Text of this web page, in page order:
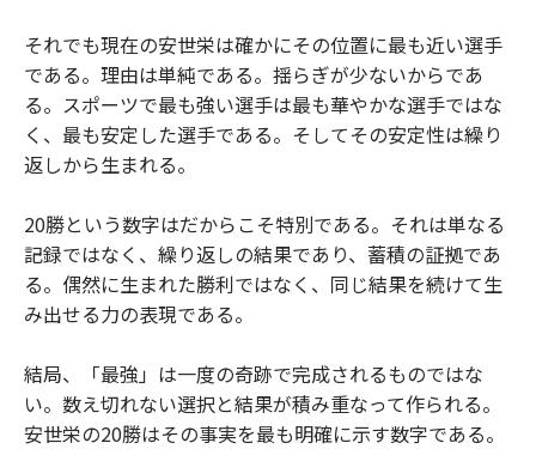
それでも現在の安世栄は確かにその位置に最も近い選手
である。理由は単純である。揺らぎが少ないからであ
る。スポーツで最も強い選手は最も華やかな選手ではな
く、最も安定した選手である。そしてその安定性は繰り
返しから生まれる。
20勝という数字はだからこそ特別である。それは単なる
記録ではなく、繰り返しの結果であり、蓄積の証拠であ
る。偶然に生まれた勝利ではなく、同じ結果を続けて生
み出せる力の表現である。
結局、「最強」は一度の奇跡で完成されるものではな
い。数え切れない選択と結果が積み重なって作られる。
安世栄の20勝はその事実を最も明確に示す数字である。